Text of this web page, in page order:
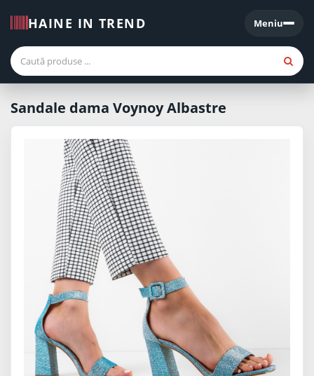
HAINE IN TREND Meniu
Meniu
Sandale dama Voynoy Albastre